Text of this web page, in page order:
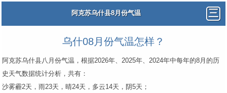
阿克苏乌什县8月份气温
乌什08月份气温怎样？
阿克苏乌什县八月份气温，根据2026年、2025年、2024年中每年的8月的历
史天气数据统计分析，共有：
沙雾霾2天，雨23天，晴24天，多云14天，阴5天；